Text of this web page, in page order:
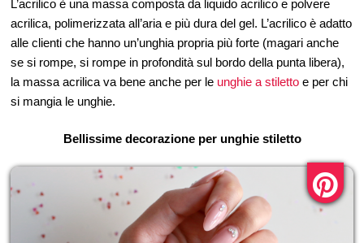
L’acrilico è una massa composta da liquido acrilico e polvere
acrilica, polimerizzata all’aria e più dura del gel. L’acrilico è adatto
alle clienti che hanno un’unghia propria più forte (magari anche
se si rompe, si rompe in profondità sul bordo della punta libera),
la massa acrilica va bene anche per le unghie a stiletto e per chi
si mangia le unghie.
Bellissime decorazione per unghie stiletto